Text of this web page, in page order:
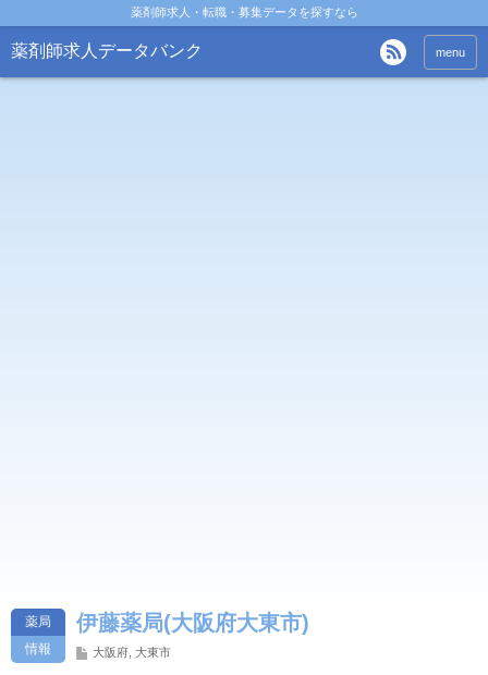
薬剤師求人・転職・募集データを探すなら
薬剤師求人データバンク menu
薬局
情報
伊藤薬局(大阪府大東市)
大阪府 大東市